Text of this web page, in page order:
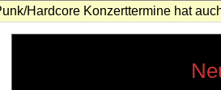
Hardcore Konzerttermine hat